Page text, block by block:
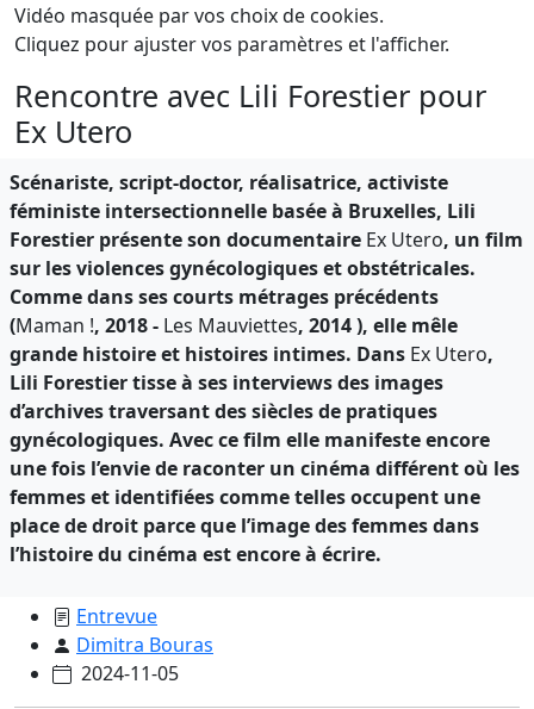
Vidéo masquée par vos choix de cookies.
Cliquez pour ajuster vos paramètres et l'afficher.
Rencontre avec Lili Forestier pour
Ex Utero
Scénariste, script-doctor, réalisatrice, activiste
féministe intersectionnelle basée à Bruxelles, Lili
Forestier présente son documentaire Ex Utero, un film
sur les violences gynécologiques et obstétricales.
Comme dans ses courts métrages précédents
(Maman !, 2018 - Les Mauviettes, 2014 ), elle mêle
grande histoire et histoires intimes. Dans Ex Utero,
Lili Forestier tisse à ses interviews des images
d’archives traversant des siècles de pratiques
gynécologiques. Avec ce film elle manifeste encore
une fois l’envie de raconter un cinéma différent où les
femmes et identifiées comme telles occupent une
place de droit parce que l’image des femmes dans
l’histoire du cinéma est encore à écrire.
Entrevue
Dimitra Bouras
2024-11-05